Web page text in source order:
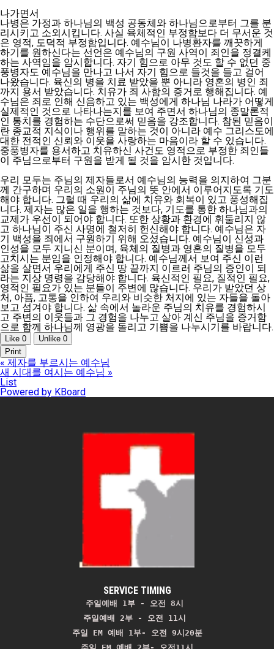
나가면서
나병은 가정과 하나님의 백성 공동체와 하나님으로부터 그를 분
리시키고 소외시킵니다. 사실 육체적인 부정함보다 더 무서운 것
은 영적, 도덕적 부정함입니다. 예수님이 나병환자를 깨끗하게
하기를 원하신다는 선언은 예수님의 구원 사역이 죄인을 정결케
하는 사역임을 암시합니다. 자기 힘으로 아무 것도 할 수 없던 중
풍병자도 예수님을 만나고 나서 자기 힘으로 들것을 들고 걸어
나왔습니다. 육신의 병을 치료 받았을 뿐 아니라 영혼의 병인 죄
까지 용서 받았습니다. 치유가 죄 사함의 증거로 행해집니다. 예
수님은 죄로 인해 신음하고 있는 백성에게 하나님 나라가 어떻게
실제적인 것으로 나타나는지를 보여 주면서 하나님의 종말론적
인 통치를 경험하는 수단으로써 믿음을 강조합니다. 참된 믿음이
란 종교적 지식이나 행위를 말하는 것이 아니라 예수 그리스도에
대한 전적인 신뢰와 이웃을 사랑하는 마음이라 할 수 있습니다.
중풍병자를 용서하고 치유하신 사건도 영적으로 부정한 죄인들
이 주님으로부터 구원을 받게 될 것을 암시한 것입니다.
우리 모두는 주님의 제자들로서 예수님의 능력을 의지하여 그분
께 간구하며 우리의 소원이 주님의 뜻 안에서 이루어지도록 기도
해야 합니다. 그럴 때 우리의 삶에 치유와 회복이 있고 풍성해집
니다. 제자는 많은 일을 행하는 것보다, 기도를 통한 하나님과의
교제가 우선이 되어야 합니다. 또한 상황과 환경에 휘둘리지 않
고 하나님이 주신 사명에 철저히 헌신해야 합니다. 예수님은 자
기 백성을 죄에서 구원하기 위해 오셨습니다. 예수님이 신성과
인성을 모두 지니신 분이며, 육체의 질병과 영혼의 질병을 모두
고치시는 분임을 인정해야 합니다. 예수님께서 보여 주신 이런
삶을 살면서 우리에게 주신 땅 끝까지 이르러 주님의 증인이 되
라는 지상 명령을 감당해야 합니다. 육신적인 필요, 질적인 필요,
영적인 필요가 있는 분들이 주변에 많습니다. 우리가 받았던 상
처, 아픔, 고통을 인하여 우리와 비슷한 처지에 있는 자들을 돌아
보고 섬겨야 합니다. 삶 속에서 놀라운 주님의 치유를 경험하시
고 주변의 이웃들과 그 경험을 나누고 살아 계신 주님을 증거함
으로 함께 하나님께 영광을 돌리고 기쁨을 나누시기를 바랍니다.
Like 0 Unlike 0
Print
« 제자를 부르시는 예수님
새 시대를 여시는 예수님 »
List
Powered by KBoard
SERVICE TIMING
주일예배 1부 - 오전 8시
주일예배 2부 - 오전 11시
주일 EM 예배 1부- 오전 9시20분
주일 EM 예배 2부- 오전11시